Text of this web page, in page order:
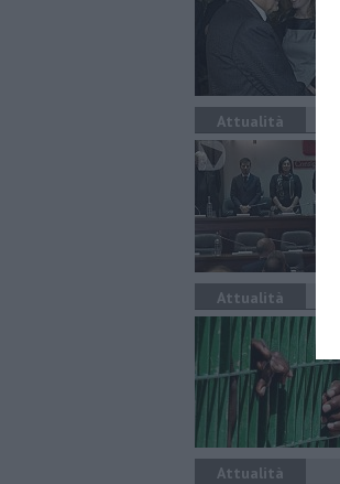
Attualità
Attualità
Attualità